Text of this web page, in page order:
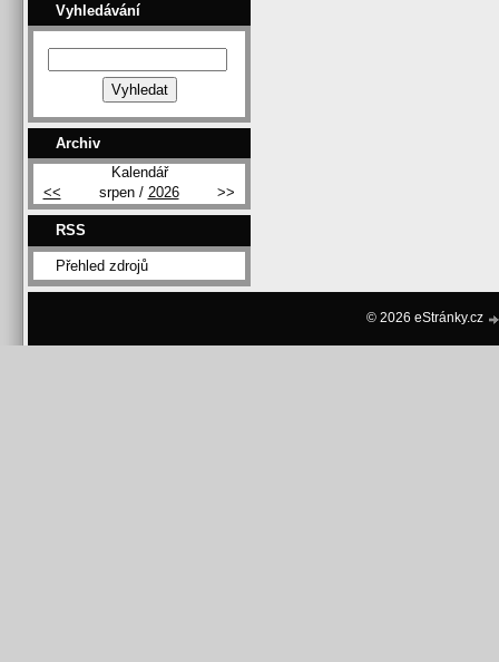
Vyhledávání
Archiv
Kalendář
<<
srpen / 2026 >>
RSS
Přehled zdrojů
© 2026 eStránky.cz